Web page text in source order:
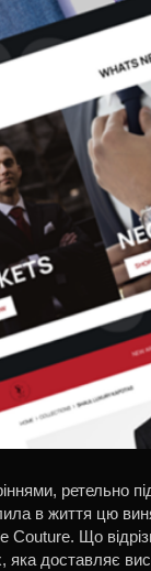
ретельно
в життя цю
Couture. Що
доставляє